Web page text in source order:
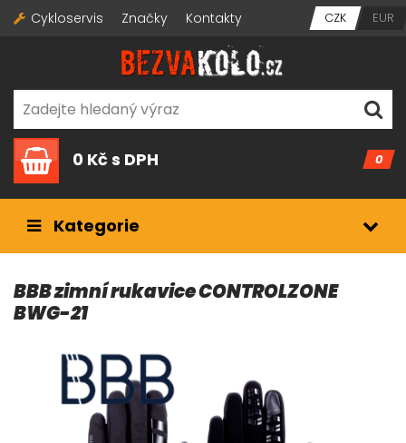
Cykloservis Značky Kontakty CZK EUR
0
0 Kčs DPH
Kategorie
BBB zimní rukavice CONTROLZONE
BWG-21